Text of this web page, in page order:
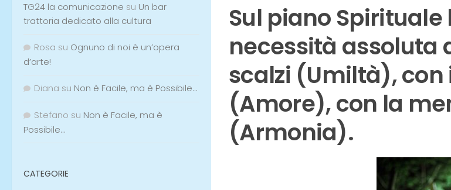
Sul piano Spirituale
necessità assoluta
scalzi (Umiltà),
(Amore), con la
(Armonia).
TG24 la comunicazione su Un bar
trattoria dedicato alla cultura
Rosa su Ognuno di noi è un’opera
d’arte!
Diana su Non è Facile, ma è Possibile…
Stefano su Non è Facile, ma è
Possibile…
CATEGORIE